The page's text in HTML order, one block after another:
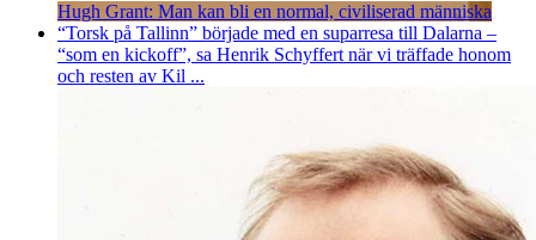
Hugh Grant: Man kan bli en normal, civiliserad människa
“Torsk på Tallinn” började med en suparresa till Dalarna –
“som en kickoff”, sa Henrik Schyffert när vi träffade honom
och resten av Kil ...